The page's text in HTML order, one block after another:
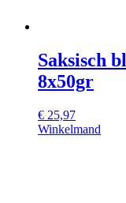
Saksisch
8x50gr
€ 25,97
Winkelmand